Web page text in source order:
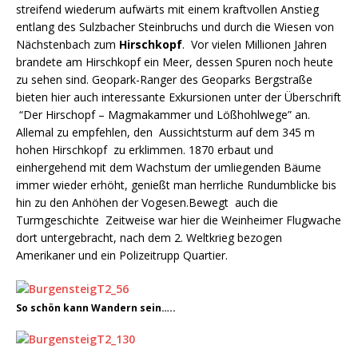
streifend wiederum aufwärts mit einem kraftvollen Anstieg
entlang des Sulzbacher Steinbruchs und durch die Wiesen von
Nächstenbach zum Hirschkopf. Vor vielen Millionen Jahren
brandete am Hirschkopf ein Meer, dessen Spuren noch heute
zu sehen sind. Geopark-Ranger des Geoparks Bergstraße
bieten hier auch interessante Exkursionen unter der Überschrift
“Der Hirschopf – Magmakammer und Lößhohlwege” an.
Allemal zu empfehlen, den Aussichtsturm auf dem 345 m
hohen Hirschkopf zu erklimmen. 1870 erbaut und
einhergehend mit dem Wachstum der umliegenden Bäume
immer wieder erhöht, genießt man herrliche Rundumblicke bis
hin zu den Anhöhen der Vogesen.Bewegt auch die
Turmgeschichte Zeitweise war hier die Weinheimer Flugwache
dort untergebracht, nach dem 2. Weltkrieg bezogen
Amerikaner und ein Polizeitrupp Quartier.
So schön kann Wandern sein…..